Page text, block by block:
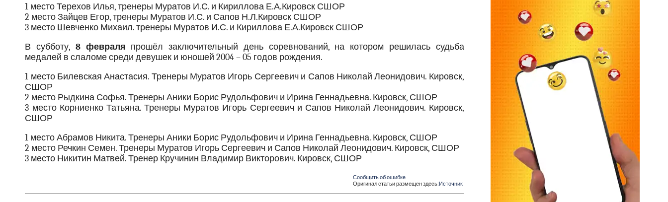
1 место Терехов Илья, тренеры Муратов И.С. и Кириллова Е.А.Кировск СШОР
2 место Зайцев Егор, тренеры Муратов И.С. и Сапов Н.Л.Кировск СШОР
3 место Шевченко Михаил. тренеры Муратов И.С. и Кириллова Е.А.Кировск СШОР
В субботу, 8 февраля прошёл заключительный день соревнований, на котором решилась судьба
медалей в слаломе среди девушек и юношей 2004 – 05 годов рождения.
1 место Билевская Анастасия. Тренеры Муратов Игорь Сергеевич и Сапов Николай Леонидович. Кировск,
СШОР
2 место Рыдкина Софья. Тренеры Аники Борис Рудольфович и Ирина Геннадьевна. Кировск, СШОР
3 место Корниенко Татьяна. Тренеры Муратов Игорь Сергеевич и Сапов Николай Леонидович. Кировск,
СШОР
1 место Абрамов Никита. Тренеры Аники Борис Рудольфович и Ирина Геннадьевна. Кировск, СШОР
2 место Речкин Семен. Тренеры Муратов Игорь Сергеевич и Сапов Николай Леонидович. Кировск, СШОР
3 место Никитин Матвей. Тренер Кручинин Владимир Викторович. Кировск, СШОР
Сообщить об ошибке
Оригинал статьи размещен здесь:Источник